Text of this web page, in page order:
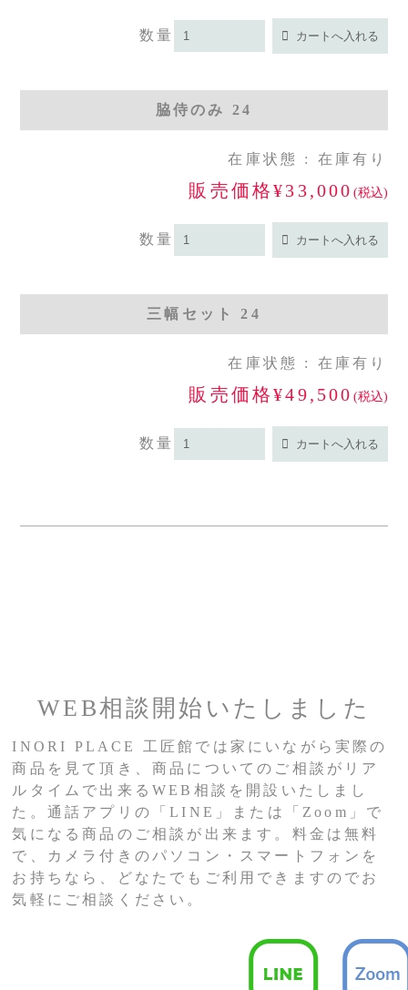
数量
脇侍のみ 24
在庫状態 : 在庫有り
販売価格¥33,000 (税込)
数量
三幅セット 24
在庫状態 : 在庫有り
販売価格¥49,500 (税込)
数量
WEB相談開始いたしました
INORI PLACE 工匠館では家にいながら実際の
商品を見て頂き、商品についてのご相談がリア
ルタイムで出来るWEB相談を開設いたしまし
た。通話アプリの「LINE」または「Zoom」で
気になる商品のご相談が出来ます。料金は無料
で、カメラ付きのパソコン・スマートフォンを
お持ちなら、どなたでもご利用できますのでお
気軽にご相談ください。